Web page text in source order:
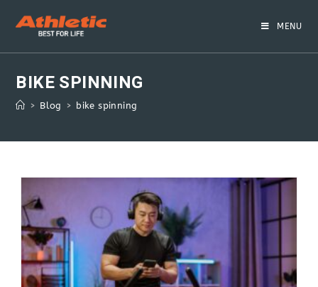
MENU
BIKE SPINNING
> Blog > bike spinning